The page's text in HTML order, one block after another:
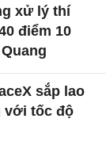
xử lý thí
điểm 10
sắp lao
với tốc độ